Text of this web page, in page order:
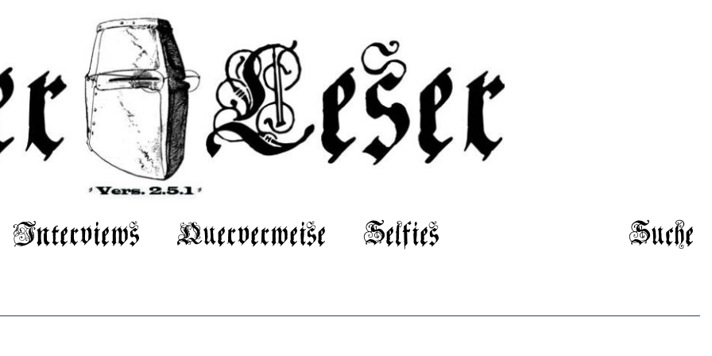
Interviews Querverweise Selfies Suche